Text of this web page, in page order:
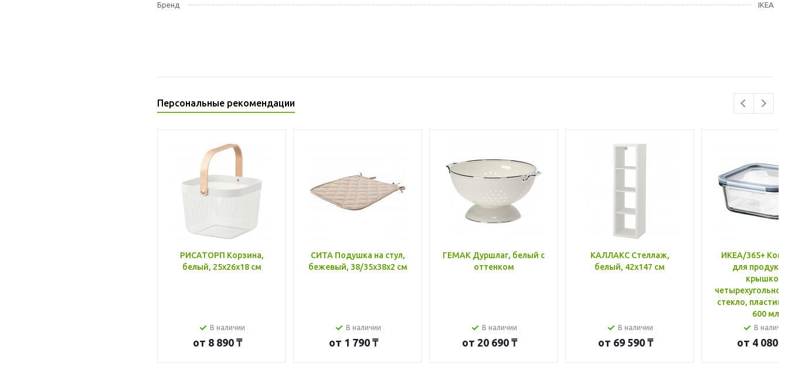
Бренд IKEA
Персональные рекомендации
РИСАТОРП Корзина,
белый, 25x26x18 см
В наличии
от 8 890 ₸
СИТА Подушка на стул,
бежевый, 38/35x38x2 см
В наличии
от 1 790 ₸
ГЕМАК Дуршлаг, белый с
оттенком
В наличии
от 20 690 ₸
КАЛЛАКС Стеллаж,
белый, 42x147 см
В наличии
от 69 590 ₸
ИКЕА/365+
для
крышкой,
стекло, пластик
600 мл
В
от 4 080 ₸